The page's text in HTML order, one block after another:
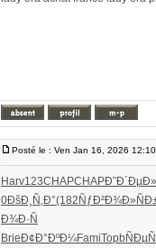
Posté le : Ven Jan 16, 2026
Harv123CHAPCHAPÐ˜Ð´ÐµÐ»
0ÐšÐ¸Ñ‚Ð°(182 ÑƒÐ²Ð¾Ð»
Ð¾Ð·Ñ
BrieÐ¢Ð°ÐºÐ¼FamiTopb